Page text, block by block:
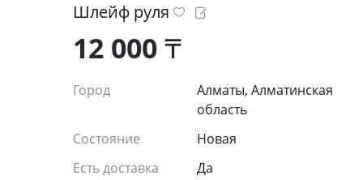
Шлейф руля
12 000₸
Город
Алматы, Алматинская
область
Состояние
Новая
Есть доставка
Да